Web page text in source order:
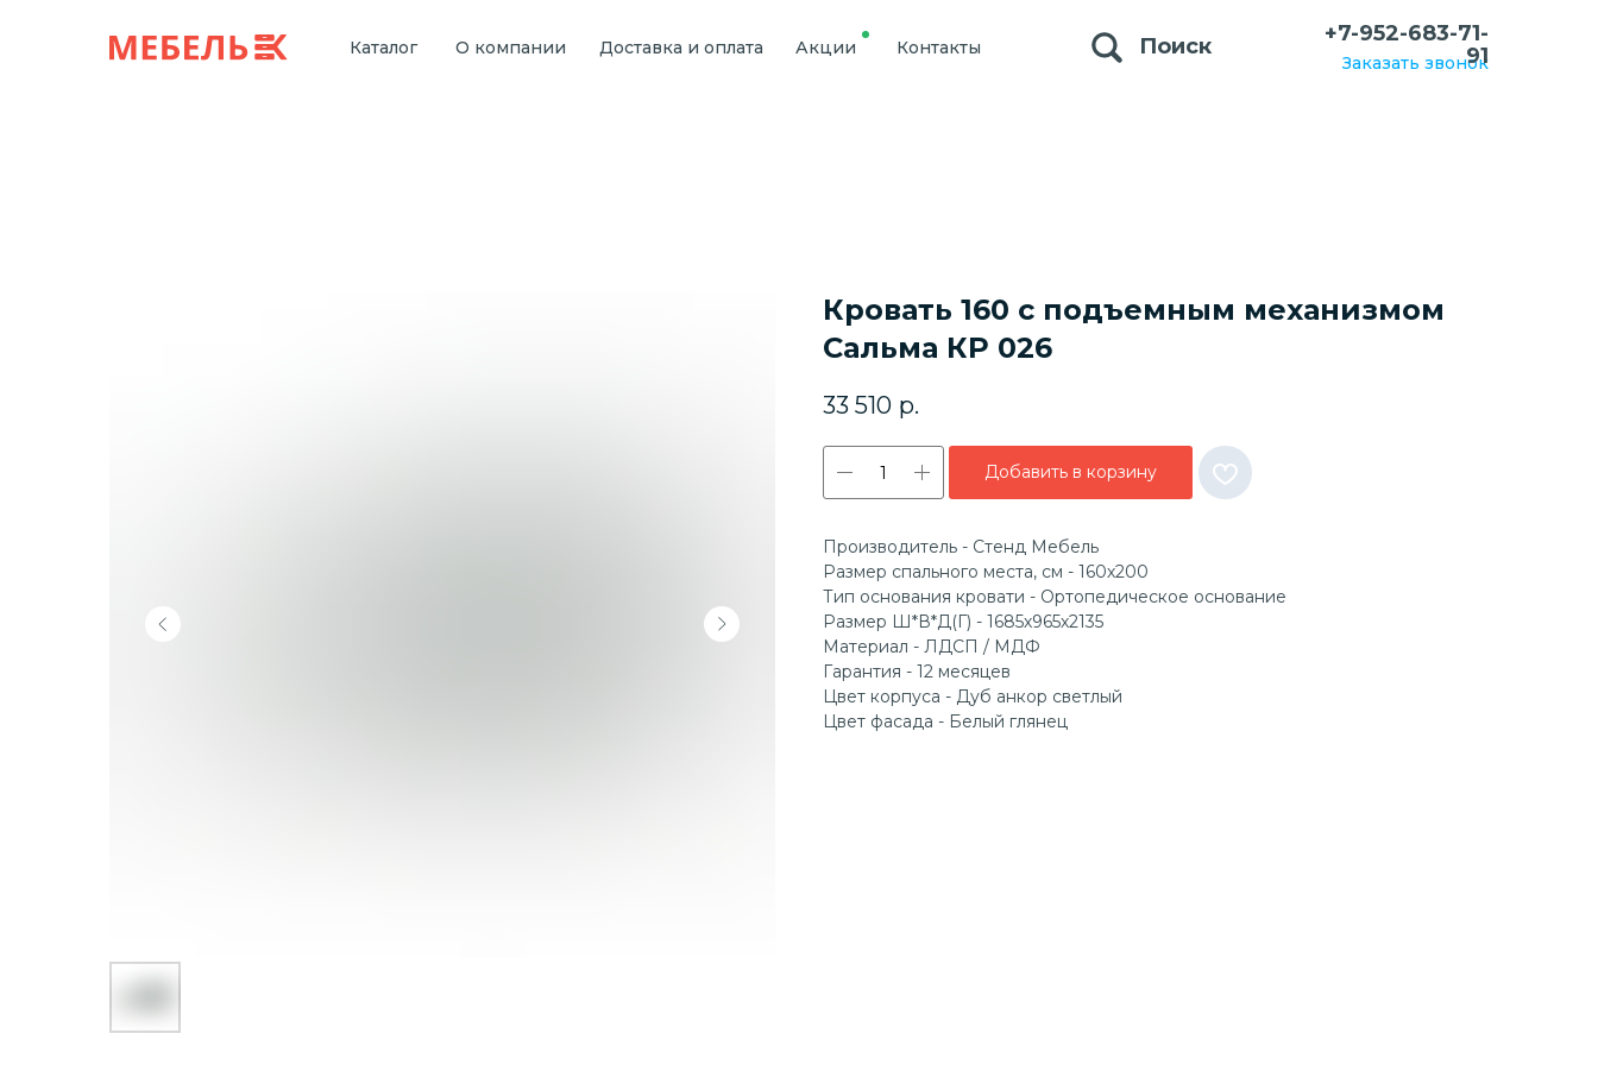
Заказать звонок
+7-952-683-71-
91
Каталог О компании Доставка и оплата Акции Контакты Поиск
Кровать 160 с подъемным механизмом
Сальма КР 026
33 510 р.
Добавить в корзину
Производитель - Стенд Мебель
Размер спального места, см - 160х200
Тип основания кровати - Ортопедическое основание
Размер Ш*В*Д(Г) - 1685х965х2135
Материал - ЛДСП / МДФ
Гарантия - 12 месяцев
Цвет корпуса - Дуб анкор светлый
Цвет фасада - Белый глянец